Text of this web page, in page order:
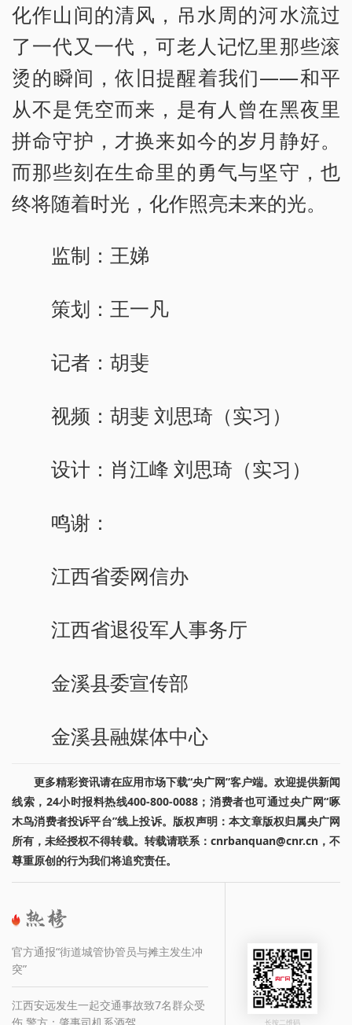
化作山间的清风，吊水周的河水流过
了一代又一代，可老人记忆里那些滚
烫的瞬间，依旧提醒着我们——和平
从不是凭空而来，是有人曾在黑夜里
拼命守护，才换来如今的岁月静好。
而那些刻在生命里的勇气与坚守，也
终将随着时光，化作照亮未来的光。
监制：王娣
策划：王一凡
记者：胡斐
视频：胡斐 刘思琦（实习）
设计：肖江峰 刘思琦（实习）
鸣谢：
江西省委网信办
江西省退役军人事务厅
金溪县委宣传部
金溪县融媒体中心
更多精彩资讯请在应用市场下载“央广网”客户端。欢迎提供新闻
线索，24小时报料热线400-800-0088；消费者也可通过央广网“啄
木鸟消费者投诉平台”线上投诉。版权声明：本文章版权归属央广网
所有，未经授权不得转载。转载请联系：cnrbanquan@cnr.cn，不
尊重原创的行为我们将追究责任。
官方通报“街道城管协管员与摊主发生冲
突”
江西安远发生一起交通事故致7名群众受
长按二维码